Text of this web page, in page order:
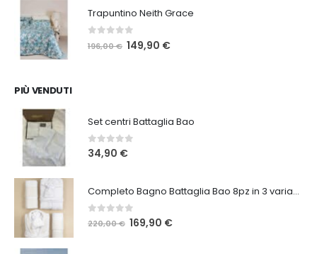
era:
140,00 €.
è:
Trapuntino Neith Grace
196,00€ Il149,90 €Il
PIÙ VENDUTI
Set centri Battaglia Bao
0 Su 5
34,90 €
Completo Bagno Battaglia Bao 8pz in 3 varianti
0Su 5
220,00€ Il169,90 €Il